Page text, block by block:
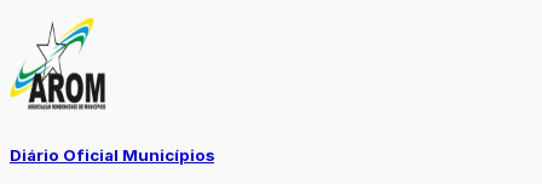
Diário Oficial Municípios